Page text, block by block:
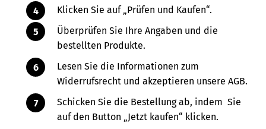
Klicken Sie auf „Prüfen und Kaufen“.
Überprüfen Sie Ihre Angaben und die
bestellten Produkte.
Lesen Sie die Informationen zum
Widerrufsrecht und akzeptieren unsere AGB.
Schicken Sie die Bestellung ab, indem Sie
auf den Button „Jetzt kaufen“ klicken.